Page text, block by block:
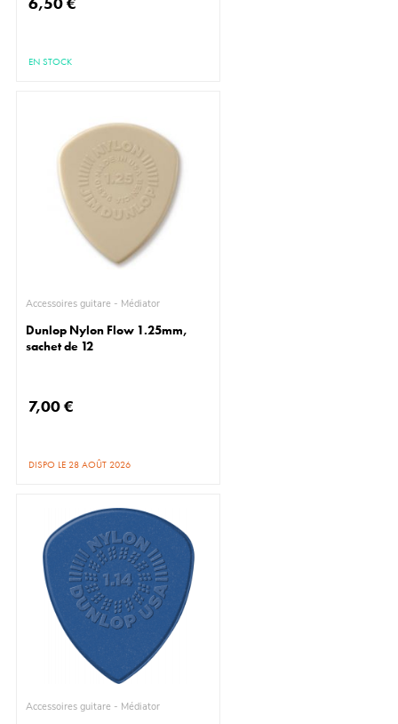
EN STOCK
Accessoires guitare - Médiator
Dunlop Nylon Flow 1.25mm,
sachet de 12
7,00 €
DISPO LE 28 AOÛT 2026
Accessoires guitare - Médiator